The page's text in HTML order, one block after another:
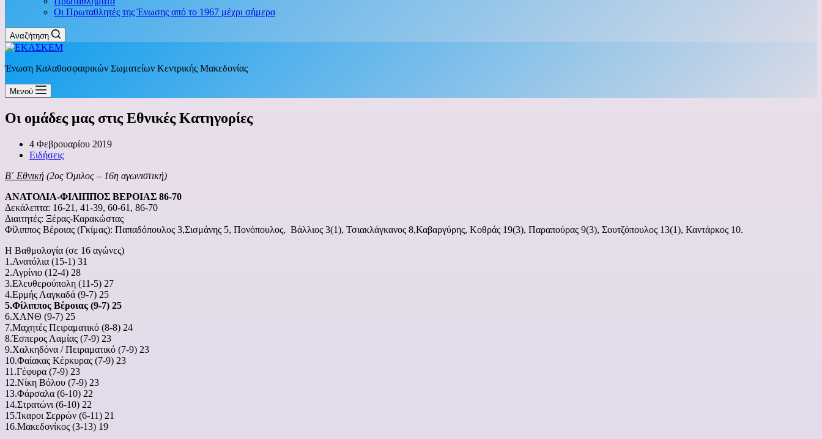
Οι Πρωταθλητές της Ένωσης από το 1967 μέχρι σήμερα
Αναζήτηση
Ένωση Καλαθοσφαιρικών Σωματείων Κεντρικής Μακεδονίας
Μενού
Οι ομάδες μας στις Εθνικές Κατηγορίες
4 Φεβρουαρίου 2019
Ειδήσεις
Β΄ Εθνική (2ος Όμιλος – 16η αγωνιστική)
ΑΝΑΤΟΛΙΑ-ΦΙΛΙΠΠΟΣ ΒΕΡΟΙΑΣ 86-70
Δεκάλεπτα: 16-21, 41-39, 60-61, 86-70
Διαιτητές: Ξέρας-Καρακώστας
Φίλιππος Βέροιας (Γκίμας): Παπαδόπουλος 3,Σισμάνης 5, Πονόπουλος, Βάλλιος 3(1), Τσιακλάγκανος 8,Καβαργύρης, Κοθράς 19(3), Παραπούρας 9(3), Σουτζόπουλος 13(1), Καντάρκος 10.
Η Βαθμολογία (σε 16 αγώνες)
1.Ανατόλια (15-1) 31
2.Αγρίνιο (12-4) 28
3.Ελευθερούπολη (11-5) 27
4.Ερμής Λαγκαδά (9-7) 25
5.Φίλιππος Βέροιας (9-7) 25
6.ΧΑΝΘ (9-7) 25
7.Μαχητές Πειραματικό (8-8) 24
8.Έσπερος Λαμίας (7-9) 23
9.Χαλκηδόνα / Πειραματικό (7-9) 23
10.Φαίακας Κέρκυρας (7-9) 23
11.Γέφυρα (7-9) 23
12.Νίκη Βόλου (7-9) 23
13.Φάρσαλα (6-10) 22
14.Στρατώνι (6-10) 22
15.Ίκαροι Σερρών (6-11) 21
16.Μακεδονίκος (3-13) 19